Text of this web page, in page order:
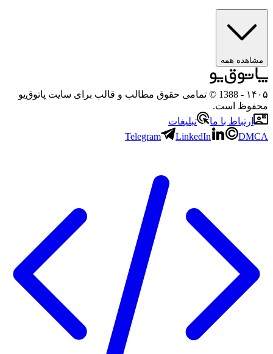
مشاهده همه
۱۴۰۵
- 1388 © تمامی حقوق مطالب و قالب برای سایت پاتوق‌یو
محفوظ است.
ارتباط با ما
تبلیغات
Telegram
LinkedIn DMCA